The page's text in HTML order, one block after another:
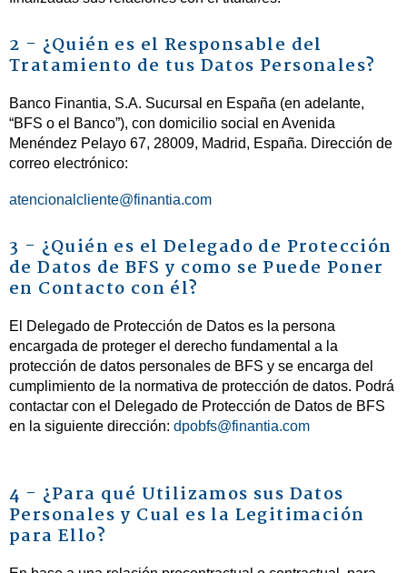
2 - ¿Quién es el Responsable del
Tratamiento de tus Datos Personales?
Banco Finantia, S.A. Sucursal en España (en adelante,
“BFS o el Banco”), con domicilio social en Avenida
Menéndez Pelayo 67, 28009, Madrid, España. Dirección de
correo electrónico:
atencionalcliente@finantia.com
3 - ¿Quién es el Delegado de Protección
de Datos de BFS y como se Puede Poner
en Contacto con él?
El Delegado de Protección de Datos es la persona
encargada de proteger el derecho fundamental a la
protección de datos personales de BFS y se encarga del
cumplimiento de la normativa de protección de datos. Podrá
contactar con el Delegado de Protección de Datos de BFS
en la siguiente dirección: dpobfs@finantia.com
4 - ¿Para qué Utilizamos sus Datos
Personales y Cual es la Legitimación
para Ello?